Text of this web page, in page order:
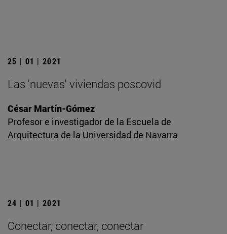
25 | 01 | 2021
Las 'nuevas' viviendas poscovid
César Martín-Gómez
Profesor e investigador de la Escuela de
Arquitectura de la Universidad de Navarra
24 | 01 | 2021
Conectar, conectar, conectar